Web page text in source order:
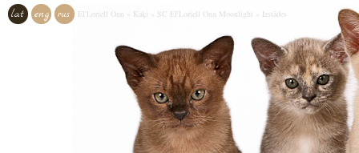
lat eng rus El'Loriell Onn Kaķi SC El'Loriell Onn Moonlight Izstādes